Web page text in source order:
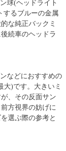
球(ヘッドライト
するブルーの金属
な純正バックミ
続車のヘッドラ
などにおすすめの
大)です。大きいミ
、その反面サン
方視界の妨げに
選ぶ際の参考と